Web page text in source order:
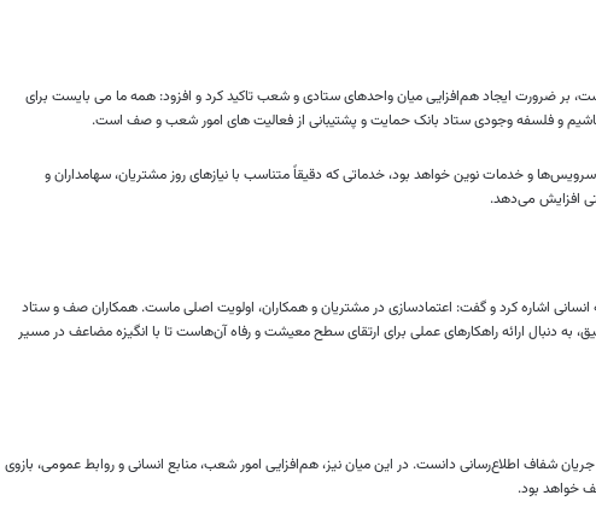
بر ضرورت ایجاد هم‌افزایی میان واحدهای ستادی و شعب تاکید کرد و افزود: همه ما می بایست برای
و فلسفه وجودی ستاد بانک حمایت و پشتیبانی از فعالیت های امور شعب و صف است.
و خدمات نوین خواهد بود، خدماتی که دقیقاً متناسب با نیازهای روز مشتریان، سهامداران و
افزایش می‌دهد.
اشاره کرد و گفت: اعتمادسازی در مشتریان و همکاران، اولویت اصلی ماست. همکاران صف و ستاد
به دنبال ارائه راهکارهای عملی برای ارتقای سطح معیشت و رفاه آن‌هاست تا با انگیزه مضاعف در مسیر
شفاف اطلاع‌رسانی دانست. در این میان نیز، هم‌افزایی امور شعب، منابع انسانی و روابط عمومی، بازوی
خواهد بود.